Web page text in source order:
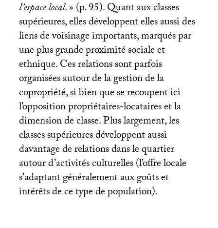
l’espace local.»(p. 95). Quant aux classes
supérieures, elles développent elles aussi des
liens de voisinage importants, marqués par
une plus grande proximité sociale et
ethnique. Ces relations sont parfois
organisées autour de la gestion de la
copropriété, si bien que se recoupent ici
l’opposition propriétaires-locataires et la
dimension de classe. Plus largement, les
classes supérieuresdéveloppent aussi
davantage de relations dans le quartier
autour d’activités culturelles (l’offre locale
s’adaptant généralement aux goûts et
intérêts de ce type de population).